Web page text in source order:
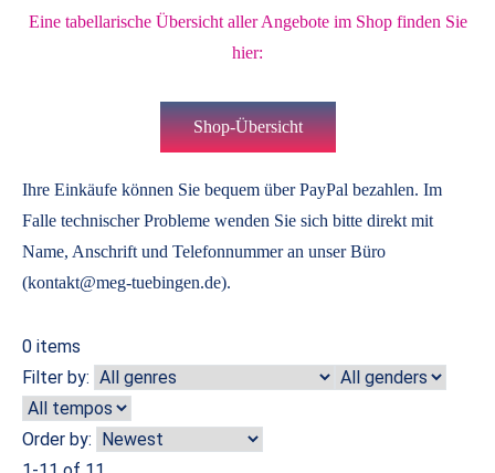
Eine tabellarische Übersicht aller Angebote im Shop finden Sie
hier:
Shop-Übersicht
Ihre Einkäufe können Sie bequem über PayPal bezahlen. Im
Falle technischer Probleme wenden Sie sich bitte direkt mit
Name, Anschrift und Telefonnummer an unser Büro
(kontakt@meg-tuebingen.de).
0 items
Filter by:
Order by: